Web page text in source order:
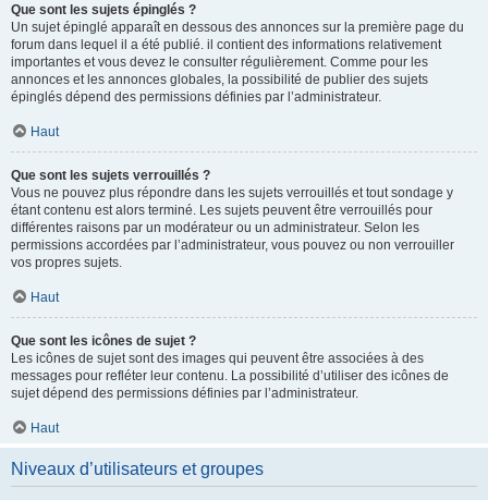
Que sont les sujets épinglés ?
Un sujet épinglé apparaît en dessous des annonces sur la première page du
forum dans lequel il a été publié. il contient des informations relativement
importantes et vous devez le consulter régulièrement. Comme pour les
annonces et les annonces globales, la possibilité de publier des sujets
épinglés dépend des permissions définies par l’administrateur.
Haut
Que sont les sujets verrouillés ?
Vous ne pouvez plus répondre dans les sujets verrouillés et tout sondage y
étant contenu est alors terminé. Les sujets peuvent être verrouillés pour
différentes raisons par un modérateur ou un administrateur. Selon les
permissions accordées par l’administrateur, vous pouvez ou non verrouiller
vos propres sujets.
Haut
Que sont les icônes de sujet ?
Les icônes de sujet sont des images qui peuvent être associées à des
messages pour refléter leur contenu. La possibilité d’utiliser des icônes de
sujet dépend des permissions définies par l’administrateur.
Haut
Niveaux d’utilisateurs et groupes